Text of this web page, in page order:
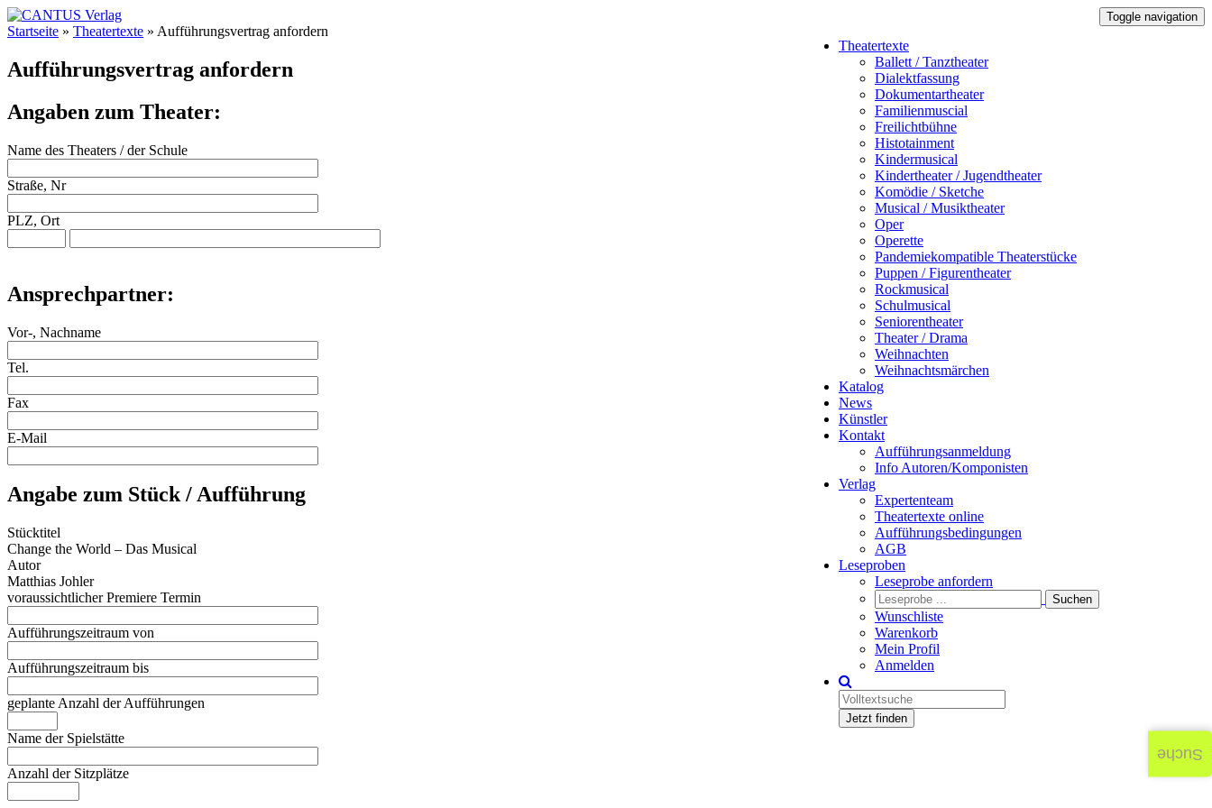
Toggle navigation
Theatertexte
Ballett / Tanztheater
Dialektfassung
Dokumentartheater
Familienmuscial
Freilichtbühne
Histotainment
Kindermusical
Kindertheater / Jugendtheater
Komödie / Sketche
Musical / Musiktheater
Oper
Operette
Pandemiekompatible Theaterstücke
Puppen / Figurentheater
Rockmusical
Schulmusical
Seniorentheater
Theater / Drama
Weihnachten
Weihnachtsmärchen
Katalog
News
Künstler
Kontakt
Aufführungsanmeldung
Info Autoren/Komponisten
Verlag
Expertenteam
Theatertexte online
Aufführungsbedingungen
AGB
Leseproben
Leseprobe anfordern
Wunschliste
Warenkorb
Mein Profil
Anmelden
Jetzt finden
Startseite » Theatertexte » Aufführungsvertrag anfordern
Aufführungsvertrag anfordern
Angaben zum Theater:
Name des Theaters / der Schule
Straße, Nr
PLZ, Ort
Ansprechpartner:
Vor-, Nachname
Tel.
Fax
E-Mail
Angabe zum Stück / Aufführung
Stücktitel
Change the World – Das Musical
Autor
Matthias Johler
voraussichtlicher Premiere Termin
Aufführungszeitraum von
Aufführungszeitraum bis
geplante Anzahl der Aufführungen
Name der Spielstätte
Anzahl der Sitzplätze
Suche